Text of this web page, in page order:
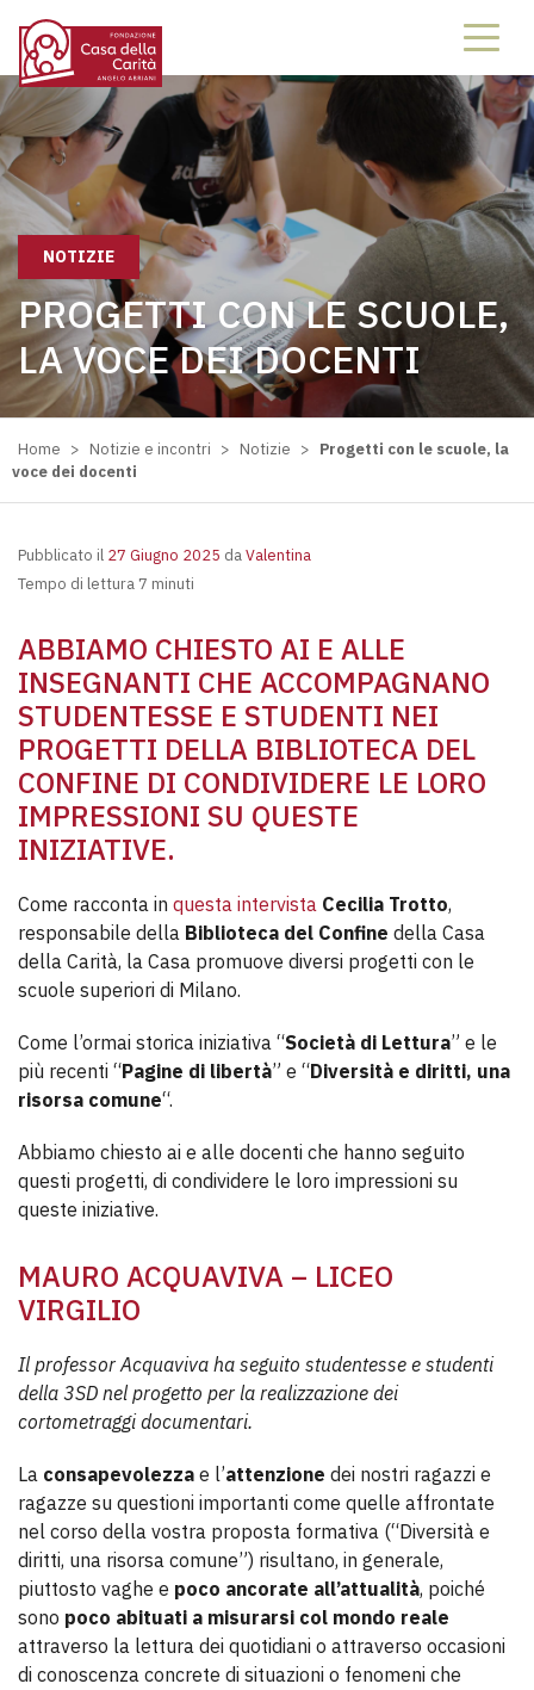
NOTIZIE
PROGETTI CON LE SCUOLE,
LA VOCE DEI DOCENTI
Home > Notizie e incontri > Notizie > Progetti con le scuole, la
voce dei docenti
Pubblicato il 27 Giugno 2025 daValentina
Tempo di lettura 7 minuti
ABBIAMO CHIESTO AI E ALLE
INSEGNANTI CHE ACCOMPAGNANO
STUDENTESSE E STUDENTI NEI
PROGETTI DELLA BIBLIOTECA DEL
CONFINE DI CONDIVIDERE LE LORO
IMPRESSIONI SU QUESTE
INIZIATIVE.
Come racconta in questa intervista Cecilia Trotto,
responsabile della Biblioteca del Confine della Casa
della Carità, la Casa promuove diversi progetti con le
scuole superiori di Milano.
Come l’ormai storica iniziativa “Società di Lettura” e le
più recenti “Pagine di libertà” e “Diversità e diritti, una
risorsa comune“.
Abbiamo chiesto ai e alle docenti che hanno seguito
questi progetti, di condividere le loro impressioni su
queste iniziative.
MAURO ACQUAVIVA – LICEO
VIRGILIO
Il professor Acquaviva ha seguito studentesse e studenti
della 3SD nel progetto per la realizzazione dei
cortometraggi documentari.
La consapevolezza e l’attenzione dei nostri ragazzi e
ragazze su questioni importanti come quelle affrontate
nel corso della vostra proposta formativa (“Diversità e
diritti, una risorsa comune”) risultano, in generale,
piuttosto vaghe e poco ancorate all’attualità, poiché
sono poco abituati a misurarsi col mondo reale
attraverso la lettura dei quotidiani o attraverso occasioni
di conoscenza concrete di situazioni o fenomeni che